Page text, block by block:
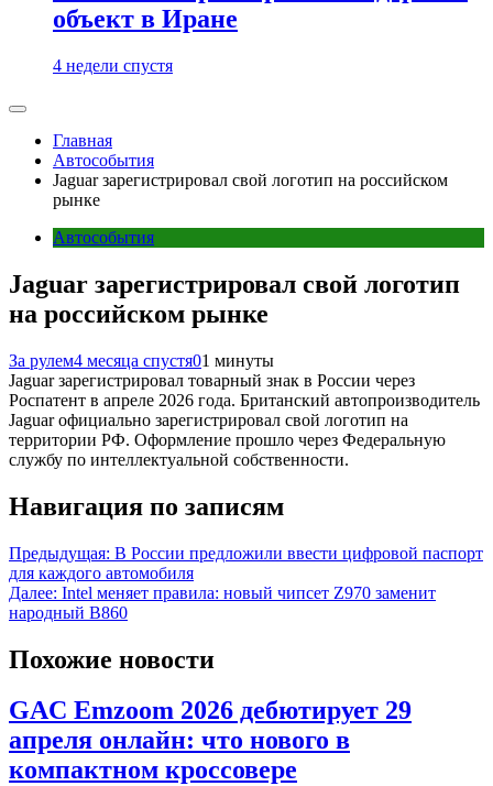
объект в Иране
4 недели спустя
Главная
Автособытия
Jaguar зарегистрировал свой логотип на российском
рынке
Автособытия
Jaguar зарегистрировал свой логотип
на российском рынке
За рулем4 месяца спустя01 минуты
Jaguar зарегистрировал товарный знак в России через
Роспатент в апреле 2026 года. Британский автопроизводитель
Jaguar официально зарегистрировал свой логотип на
территории РФ. Оформление прошло через Федеральную
службу по интеллектуальной собственности.
Навигация по записям
Предыдущая: В России предложили ввести цифровой паспорт
для каждого автомобиля
Далее: Intel меняет правила: новый чипсет Z970 заменит
народный B860
Похожие новости
GAC Emzoom 2026 дебютирует 29
апреля онлайн: что нового в
компактном кроссовере